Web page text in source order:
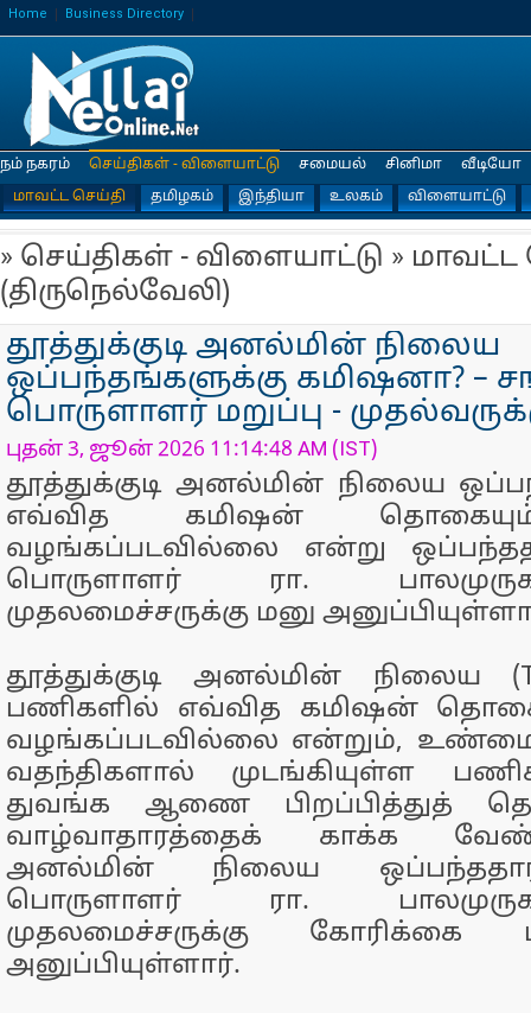
Home Business Directory
நம் நகரம்
செய்திகள் - விளையாட்டு
மாவட்ட செய்தி
தமிழகம் இந்தியா உலகம் விளையாட்டு
சமையல் சினிமா வீடியோ
» செய்திகள் - விளையாட்டு » மாவட்ட
(திருநெல்வேலி)
தூத்துக்குடி அனல்மின் நிலைய
ஒப்பந்தங்களுக்கு கமிஷனா? –
பொருளாளர் மறுப்பு -
புதன் 3, ஜூன் 2026 11:14:48 AM (IST)
தூத்துக்குடி அனல்மின் நிலைய
எவ்வித கமிஷன் தொகையும்
வழங்கப்படவில்லை என்று
பொருளாளர் ரா.
முதலமைச்சருக்கு மனு
தூத்துக்குடி அனல்மின் நிலைய
பணிகளில் எவ்வித கமிஷன்
வழங்கப்படவில்லை என்றும்,
வதந்திகளால் முடங்கியுள்ள
துவங்க ஆணை பிறப்பித்துத்
வாழ்வாதாரத்தைக் காக்க
அனல்மின் நிலைய
பொருளாளர் ரா.
முதலமைச்சருக்கு
அனுப்பியுள்ளார்.